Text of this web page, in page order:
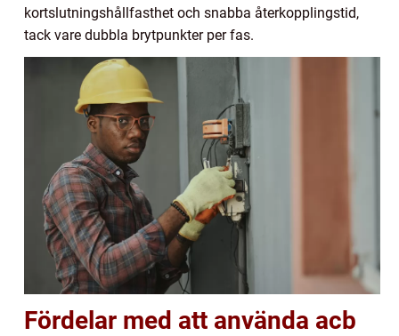
kortslutningshållfasthet och snabba återkopplingstid,
tack vare dubbla brytpunkter per fas.
Fördelar med att använda acb